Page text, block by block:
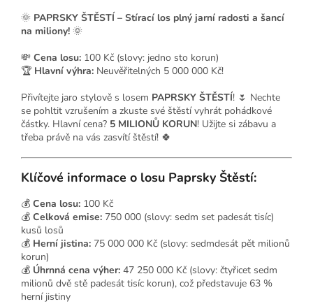
🌞 PAPRSKY ŠTĚSTÍ – Stírací los plný jarní radosti a šancí
na miliony! 🌞
💸 Cena losu: 100 Kč (slovy: jedno sto korun)
🏆 Hlavní výhra: Neuvěřitelných 5 000 000 Kč!
Přivítejte jaro stylově s losem PAPRSKY ŠTĚSTÍ! 🌷 Nechte
se pohltit vzrušením a zkuste své štěstí vyhrát pohádkové
částky. Hlavní cena? 5 MILIONŮ KORUN! Užijte si zábavu a
třeba právě na vás zasvítí štěstí! 🍀
Klíčové informace o losu Paprsky Štěstí:
💰 Cena losu: 100 Kč
💰 Celková emise: 750 000 (slovy: sedm set padesát tisíc)
kusů losů
💰 Herní jistina: 75 000 000 Kč (slovy: sedmdesát pět milionů
korun)
💰 Úhrnná cena výher: 47 250 000 Kč (slovy: čtyřicet sedm
milionů dvě stě padesát tisíc korun), což představuje 63 %
herní jistiny